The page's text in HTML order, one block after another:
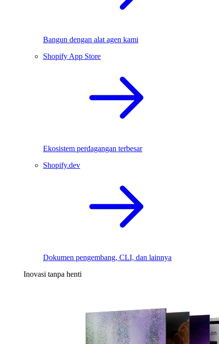
Bangun dengan alat agen kami
Shopify App Store
Ekosistem perdagangan terbesar
Shopify.dev
Dokumen pengembang, CLI, dan lainnya
Inovasi tanpa henti